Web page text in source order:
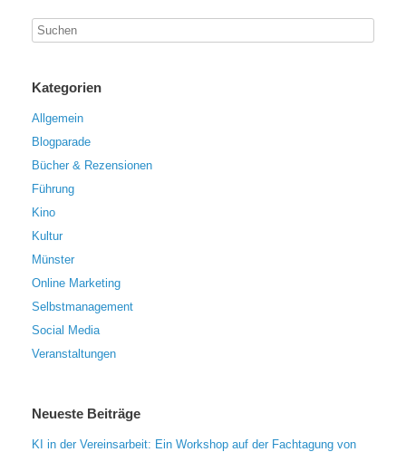
Kategorien
Allgemein
Blogparade
Bücher & Rezensionen
Führung
Kino
Kultur
Münster
Online Marketing
Selbstmanagement
Social Media
Veranstaltungen
Neueste Beiträge
KI in der Vereinsarbeit: Ein Workshop auf der Fachtagung von